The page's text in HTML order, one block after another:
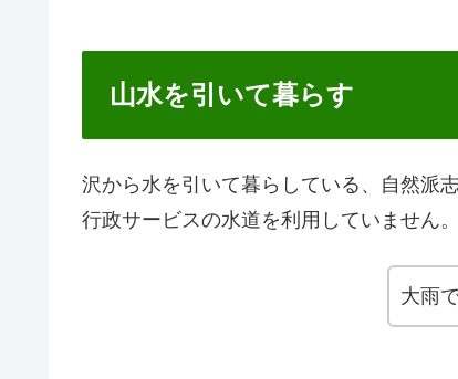
山水を引いて暮らす
沢から水を引いて暮らしている、自然派
行政サービスの水道を利用していません。
大雨